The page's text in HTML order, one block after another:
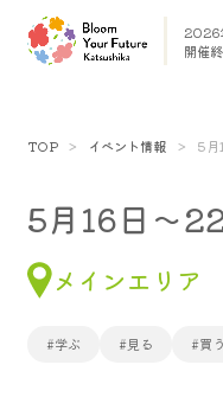
2026
開催
TOP イベント情報 5月
5月16日～
メインエリア
#学ぶ #見る #買う